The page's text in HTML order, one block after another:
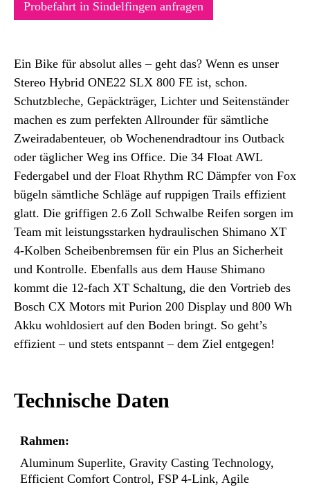
Probefahrt in Sindelfingen anfragen
Ein Bike für absolut alles – geht das? Wenn es unser
Stereo Hybrid ONE22 SLX 800 FE ist, schon.
Schutzbleche, Gepäckträger, Lichter und Seitenständer
machen es zum perfekten Allrounder für sämtliche
Zweiradabenteuer, ob Wochenendradtour ins Outback
oder täglicher Weg ins Office. Die 34 Float AWL
Federgabel und der Float Rhythm RC Dämpfer von Fox
bügeln sämtliche Schläge auf ruppigen Trails effizient
glatt. Die griffigen 2.6 Zoll Schwalbe Reifen sorgen im
Team mit leistungsstarken hydraulischen Shimano XT
4-Kolben Scheibenbremsen für ein Plus an Sicherheit
und Kontrolle. Ebenfalls aus dem Hause Shimano
kommt die 12-fach XT Schaltung, die den Vortrieb des
Bosch CX Motors mit Purion 200 Display und 800 Wh
Akku wohldosiert auf den Boden bringt. So geht’s
effizient – und stets entspannt – dem Ziel entgegen!
Technische Daten
Rahmen:
Aluminum Superlite, Gravity Casting Technology,
Efficient Comfort Control, FSP 4-Link, Agile